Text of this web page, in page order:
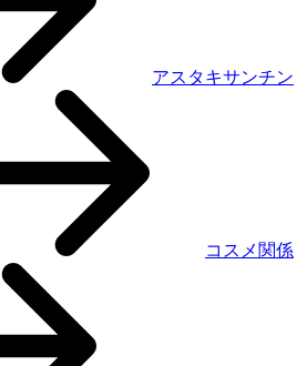
アスタキサンチン
コスメ関係